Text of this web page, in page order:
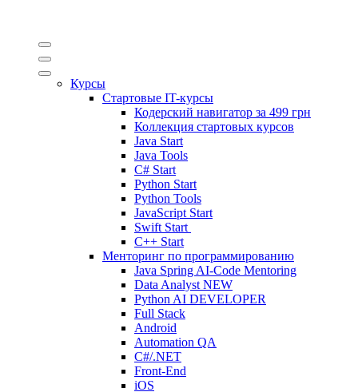
Курсы
Стартовые IT-курсы
Кодерский навигатор за 499 грн
Коллекция стартовых курсов
Java Start
Java Tools
C# Start
Python Start
Python Tools
JavaScript Start
Swift Start
C++ Start
Менторинг по программированию
Java Spring AI-Code Mentoring
Data Analyst NEW
Python AI DEVELOPER
Full Stack
Android
Automation QA
C#/.NET
Front-End
iOS